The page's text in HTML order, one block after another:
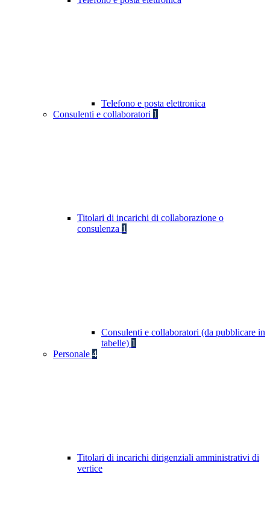
Telefono e posta elettronica
Consulenti e collaboratori 1
Titolari di incarichi di collaborazione o
consulenza 1
Consulenti e collaboratori (da pubblicare in
tabelle) 1
Personale 4
Titolari di incarichi dirigenziali amministrativi di
vertice